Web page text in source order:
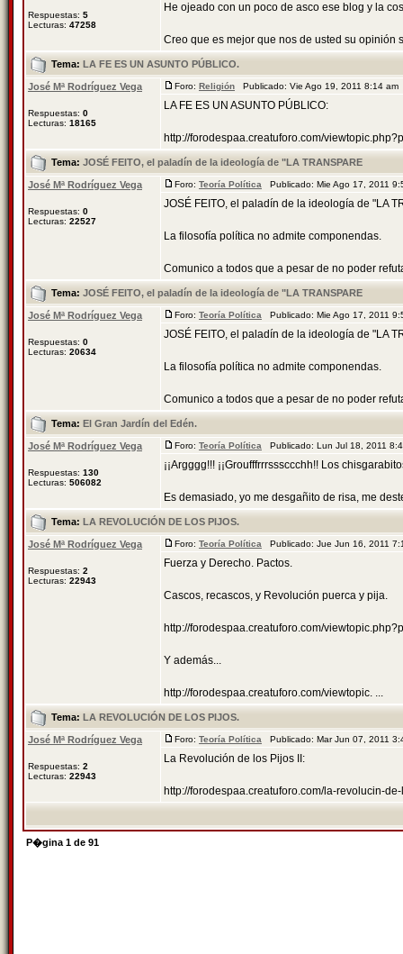
Respuestas: 5
Lecturas: 47258
He ojeado con un poco de asco ese blog y la
Creo que es mejor que nos de usted su opinión
Tema: LA FE ES UN ASUNTO PÚBLICO.
José Mª Rodríguez Vega
Respuestas: 0
Lecturas: 18165
Foro: Religión Publicado: Vie Ago 19, 2011 8:14
LA FE ES UN ASUNTO PÚBLICO:
http://forodespaa.creatuforo.com/
Tema: JOSÉ FEITO, el paladín de la ideología de "LA TRANSPARE
José Mª Rodríguez Vega
Respuestas: 0
Lecturas: 22527
Foro: Teoría Política Publicado: Mie Ago 17, 2011
JOSÉ FEITO, el paladín de la ideología de "LA
La filosofía política no admite componendas.
Comunico a todos que a pesar de no poder
Tema: JOSÉ FEITO, el paladín de la ideología de "LA TRANSPARE
José Mª Rodríguez Vega
Respuestas: 0
Lecturas: 20634
Foro: Teoría Política Publicado: Mie Ago 17, 2011
JOSÉ FEITO, el paladín de la ideología de "LA
La filosofía política no admite componendas.
Comunico a todos que a pesar de no poder
Tema: El Gran Jardín del Edén.
José Mª Rodríguez Vega
Respuestas: 130
Lecturas: 506082
Foro: Teoría Política Publicado: Lun Jul 18, 2011
¡¡Argggg!!! ¡¡Groufffrrrsssccchh!! Los
Es demasiado, yo me desgañito de risa, me
Tema: LA REVOLUCIÓN DE LOS PIJOS.
José Mª Rodríguez Vega
Respuestas: 2
Lecturas: 22943
Foro: Teoría Política Publicado: Jue Jun 16, 2011
Fuerza y Derecho. Pactos.
Cascos, recascos, y Revolución puerca y pija.
http://forodespaa.creatuforo.com/
Y además...
http://forodespaa.creatuforo.com/viewtopic. ...
Tema: LA REVOLUCIÓN DE LOS PIJOS.
José Mª Rodríguez Vega
Respuestas: 2
Lecturas: 22943
Foro: Teoría Política Publicado: Mar Jun 07, 2011
La Revolución de los Pijos II:
http://forodespaa.creatuforo.com/la-revolucin-
P�gina 1 de 91